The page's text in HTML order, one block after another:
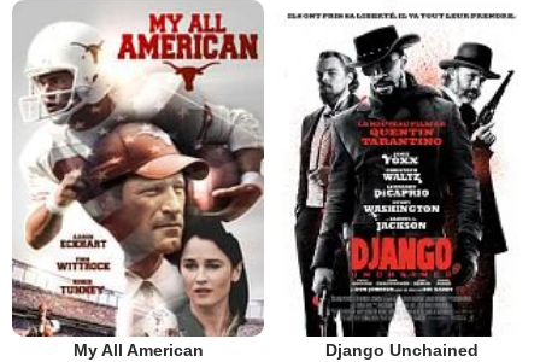
My All American Django Unchained